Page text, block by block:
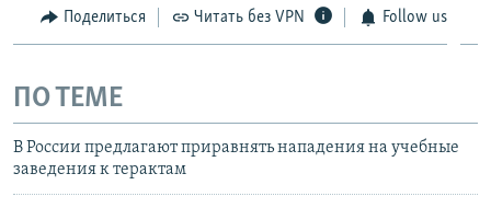
Поделиться Читать без VPN Follow us
ПО ТЕМЕ
В России предлагают приравнять нападения на учебные
заведения к терактам